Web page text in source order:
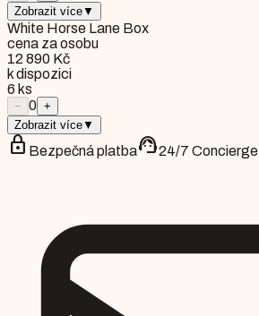
Zobrazit více▼
White Horse Lane Box
cena za osobu
12 890 Kč
k dispozici
6 ks
− 0 +
Zobrazit více▼
lock Bezpečná platbasupport_agent24/7 Concierge